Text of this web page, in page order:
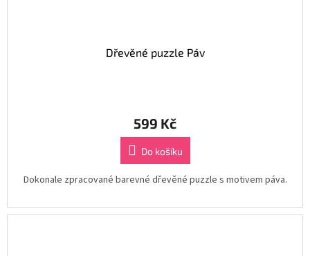
Dřevěné puzzle Páv
599 Kč
Do košíku
Dokonale zpracované barevné dřevěné puzzle s motivem páva.